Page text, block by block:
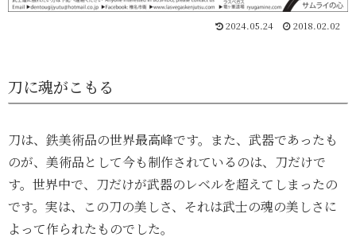
2024.05.24 2018.02.02
刀に魂がこもる
刀は、鉄美術品の世界最高峰です。また、武器であったも
のが、美術品として今も制作されているのは、刀だけで
す。世界中で、刀だけが武器のレベルを超えてしまったの
です。実は、この刀の美しさ、それは武士の魂の美しさに
よって作られたものでした。